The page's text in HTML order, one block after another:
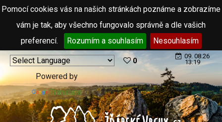
Pomocí cookies vás na našich stránkách poznáme a zobrazíme
vám je tak, aby všechno fungovalo správně a dle vašich
preferencí.
Rozumím a souhlasím Nesouhlasím
Powered by
Translate
0
09. 08.26
13:19